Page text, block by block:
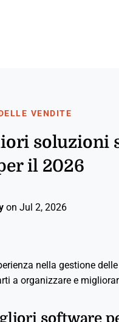
VENDITE
soluzioni
il 2026
on Jul 2, 2026
nella gestione
a organizzare e
software